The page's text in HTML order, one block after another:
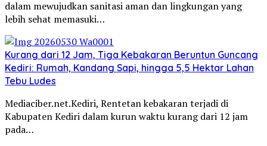
dalam mewujudkan sanitasi aman dan lingkungan yang
lebih sehat memasuki…
Kurang dari 12 Jam, Tiga Kebakaran Beruntun Guncang
Kediri: Rumah, Kandang Sapi, hingga 5,5 Hektar Lahan
Tebu Ludes
Mediaciber.net.Kediri, Rentetan kebakaran terjadi di
Kabupaten Kediri dalam kurun waktu kurang dari 12 jam
pada…